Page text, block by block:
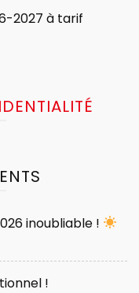
2027 à tarif
inoubliable !
!